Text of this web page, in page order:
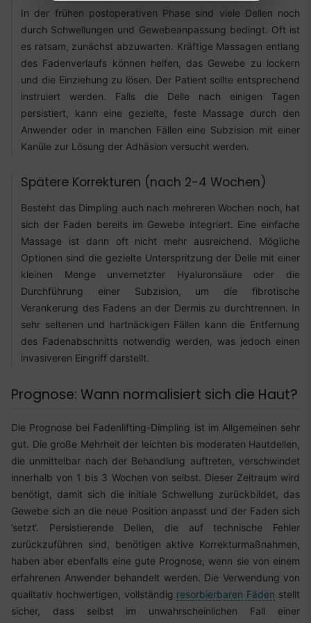
In der frühen postoperativen Phase sind viele Dellen noch
durch Schwellungen und Gewebeanpassung bedingt. Oft ist
es ratsam, zunächst abzuwarten. Kräftige Massagen entlang
des Fadenverlaufs können helfen, das Gewebe zu lockern
und die Einziehung zu lösen. Der Patient sollte entsprechend
instruiert werden. Falls die Delle nach einigen Tagen
persistiert, kann eine gezielte, feste Massage durch den
Anwender oder in manchen Fällen eine Subzision mit einer
Kanüle zur Lösung der Adhäsion versucht werden.
Spätere Korrekturen (nach 2-4 Wochen)
Besteht das Dimpling auch nach mehreren Wochen noch, hat
sich der Faden bereits im Gewebe integriert. Eine einfache
Massage ist dann oft nicht mehr ausreichend. Mögliche
Optionen sind die gezielte Unterspritzung der Delle mit einer
kleinen Menge unvernetzter Hyaluronsäure oder die
Durchführung einer Subzision, um die fibrotische
Verankerung des Fadens an der Dermis zu durchtrennen. In
sehr seltenen und hartnäckigen Fällen kann die Entfernung
des Fadenabschnitts notwendig werden, was jedoch einen
invasiveren Eingriff darstellt.
Prognose: Wann normalisiert sich die Haut?
Die Prognose bei Fadenlifting-Dimpling ist im Allgemeinen sehr
gut. Die große Mehrheit der leichten bis moderaten Hautdellen,
die unmittelbar nach der Behandlung auftreten, verschwindet
innerhalb von 1 bis 3 Wochen von selbst. Dieser Zeitraum wird
benötigt, damit sich die initiale Schwellung zurückbildet, das
Gewebe sich an die neue Position anpasst und der Faden sich
’setzt‘. Persistierende Dellen, die auf technische Fehler
zurückzuführen sind, benötigen aktive Korrekturmaßnahmen,
haben aber ebenfalls eine gute Prognose, wenn sie von einem
erfahrenen Anwender behandelt werden. Die Verwendung von
qualitativ hochwertigen, vollständig resorbierbaren Fäden stellt
sicher, dass selbst im unwahrscheinlichen Fall einer